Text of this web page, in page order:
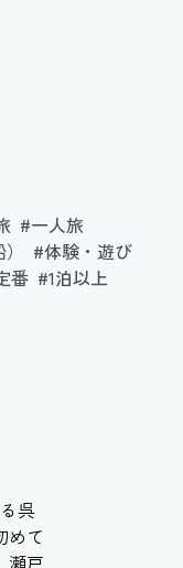
#一人旅
#体験・遊び
番 #1泊以上
呉
めて